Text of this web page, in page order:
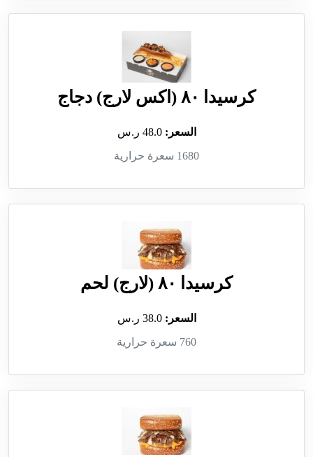
كرسيدا ٨٠ (اكس لارج) دجاج
السعر:48.0 ر.س
1680 سعرة حرارية
كرسيدا ٨٠ (لارج) لحم
السعر:38.0 ر.س
760 سعرة حرارية